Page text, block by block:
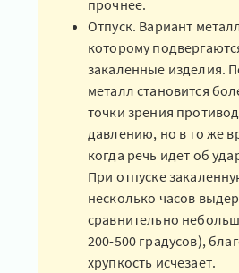
прочнее.
Отпуск. Вариант
которому
закаленные изделия.
металл становится
точки зрения
давлению, но в то же
когда речь идет об
При отпуске
несколько часов
сравнительно
200-500 градусов),
хрупкость исчезает.